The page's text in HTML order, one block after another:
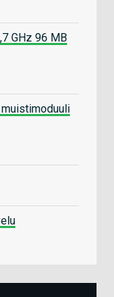
GHz 96 MB
muistimoduuli